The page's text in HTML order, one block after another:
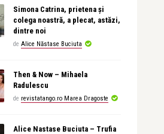
Simona Catrina, prietena și
colega noastră, a plecat, astăzi,
dintre noi
de Alice Năstase Buciuta
Then & Now – Mihaela
Radulescu
de revistatango.ro Marea Dragoste
Alice Nastase Buciuta – Trufia